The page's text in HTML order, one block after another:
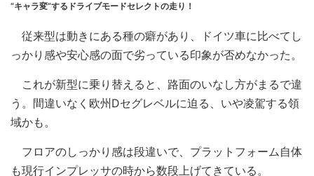
“キャラ変”するドライブモードセレクトの走り！
従来型は動きにある種の癖があり、ドイツ車に比べてし
っかり感や安心感の面で劣っている印象が否めなかった。
これが新型に乗り替えると、路面のいなし方がまるで違
う。間違いなく欧州Dセグレベルに迫る、いや凌駕する領
域かも。
フロアのしっかり感は段違いで、プラットフォーム自体
も現行インプレッサの時から数段上げてきている。